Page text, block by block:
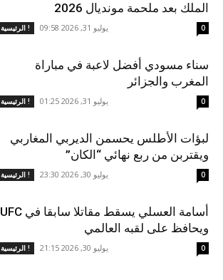
الملك بعد ملحمة مونديال 2026
الرئيسية ! يوليو 31, 2026 09:58 0
سناء مسودي أفضل لاعبة في مباراة
المغرب والجزائر
الرئيسية ! يوليو 31, 2026 01:25 0
لبؤات الأطلس يحسمن الديربي المغاربي
ويقتربن من ربع نهائي “الكان”
الرئيسية ! يوليو 30, 2026 23:30 0
أسامة العسلي يسقط مقاتلا سابقا في UFC
ويحافظ على لقبه العالمي
الرئيسية ! يوليو 30, 2026 21:15 0